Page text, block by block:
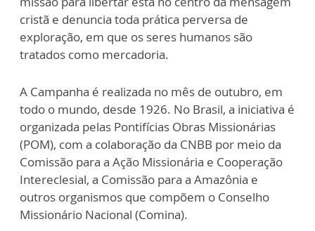
cristã e denuncia toda prática perversa de
exploração, em que os seres humanos são
tratados como mercadoria.
A Campanha é realizada no mês de outubro, em
todo o mundo, desde 1926. No Brasil, a iniciativa é
organizada pelas Pontifícias Obras Missionárias
(POM), com a colaboração da CNBB por meio da
Comissão para a Ação Missionária e Cooperação
Intereclesial, a Comissão para a Amazônia e
outros organismos que compõem o Conselho
Missionário Nacional (Comina).